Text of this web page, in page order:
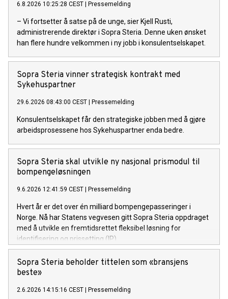
6.8.2026 10:25:28 CEST Pressemelding
– Vi fortsetter å satse på de unge, sier Kjell Rusti,
administrerende direktør i Sopra Steria. Denne uken ønsket
han flere hundre velkommen i ny jobb i konsulentselskapet.
Sopra Steria vinner strategisk kontrakt med
Sykehuspartner
29.6.2026 08:43:00 CEST Pressemelding
Konsulentselskapet får den strategiske jobben med å gjøre
arbeidsprosessene hos Sykehuspartner enda bedre.
Sopra Steria skal utvikle ny nasjonal prismodul til
bompengeløsningen
9.6.2026 12:41:59 CEST Pressemelding
Hvert år er det over én milliard bompengepasseringer i
Norge. Nå har Statens vegvesen gitt Sopra Steria oppdraget
med å utvikle en fremtidsrettet fleksibel løsning for
identifisering og prissetting (IP).
Sopra Steria beholder tittelen som «bransjens
beste»
2.6.2026 14:15:16 CEST Pressemelding